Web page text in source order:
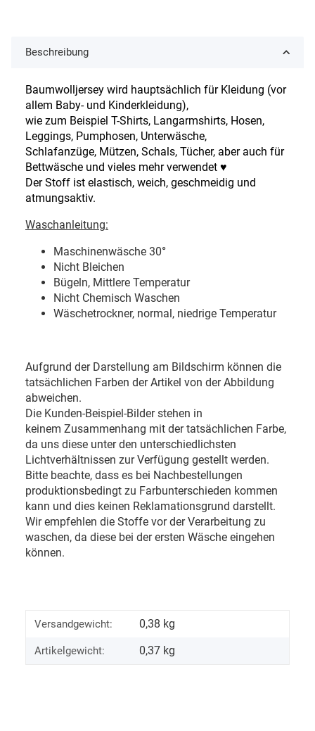
Beschreibung
Baumwolljersey wird hauptsächlich für Kleidung (vor
allem Baby- und Kinderkleidung),
wie zum Beispiel T-Shirts, Langarmshirts, Hosen,
Leggings, Pumphosen, Unterwäsche,
Schlafanzüge, Mützen, Schals, Tücher, aber auch für
Bettwäsche und vieles mehr verwendet ♥
Der Stoff ist elastisch, weich, geschmeidig und
atmungsaktiv.
Waschanleitung:
Maschinenwäsche 30°
Nicht Bleichen
Bügeln, Mittlere Temperatur
Nicht Chemisch Waschen
Wäschetrockner, normal, niedrige Temperatur
Aufgrund der Darstellung am Bildschirm können die
tatsächlichen Farben der Artikel von der Abbildung
abweichen.
Die Kunden-Beispiel-Bilder stehen in
keinem Zusammenhang mit der tatsächlichen Farbe,
da uns diese unter den unterschiedlichsten
Lichtverhältnissen zur Verfügung gestellt werden.
Bitte beachte, dass es bei Nachbestellungen
produktionsbedingt zu Farbunterschieden kommen
kann und dies keinen Reklamationsgrund darstellt.
Wir empfehlen die Stoffe vor der Verarbeitung zu
waschen, da diese bei der ersten Wäsche eingehen
können.
Versandgewicht: 0,38 kg
Artikelgewicht: 0,37 kg